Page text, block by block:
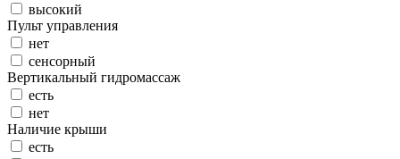
высокий
Пульт управления
нет
сенсорный
Вертикальный гидромассаж
есть
нет
Наличие крыши
есть